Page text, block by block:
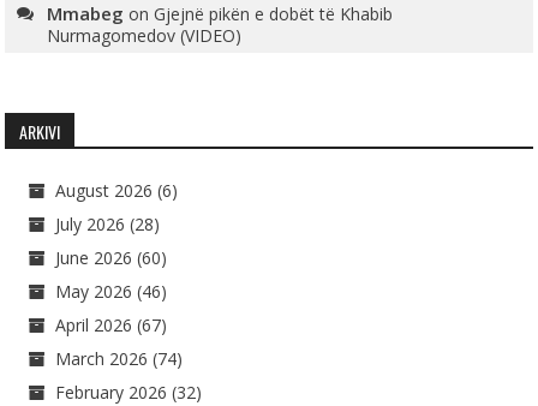
Mmabeg onGjejnë pikën e dobët të Khabib
Nurmagomedov (VIDEO)
ARKIVI
August 2026 (6)
July 2026 (28)
June 2026 (60)
May 2026 (46)
April 2026 (67)
March 2026 (74)
February 2026 (32)